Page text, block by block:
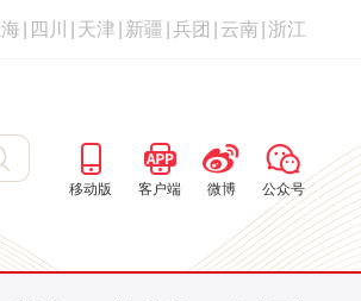
海 四川 天津 新疆 兵团 云南 浙江
移动版 客户端 微博 公众号